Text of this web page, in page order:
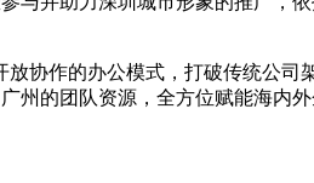
协作的办公模式，打破传统公
的团队资源，全方位赋能海内